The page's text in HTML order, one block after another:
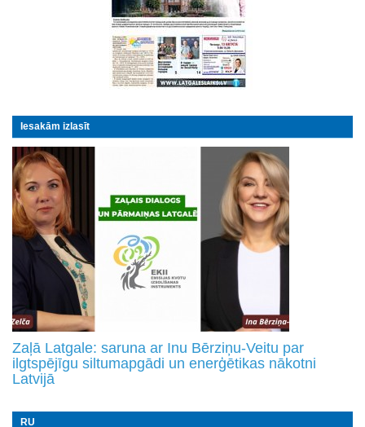
Iesakām izlasīt
Zaļā Latgale: saruna ar Inu Bērziņu-Veitu par
ilgtspējīgu siltumapgādi un enerģētikas nākotni
Latvijā
RU